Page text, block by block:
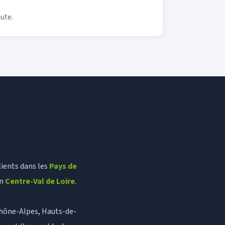
dans les Pays de
Centre-Val de Loire.
Alpes, Hauts-de-